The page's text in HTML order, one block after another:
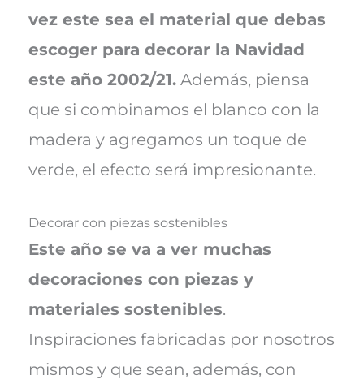
vez este sea el material que debas
escoger para decorar la Navidad
este año 2002/21.Además, piensa
que si combinamos el blanco con la
madera y agregamos un toque de
verde, el efecto será impresionante.
Decorar con piezas sostenibles
Este año se va a ver muchas
decoraciones con piezas y
materiales sostenibles.
Inspiraciones fabricadas por nosotros
mismos y que sean, además, con